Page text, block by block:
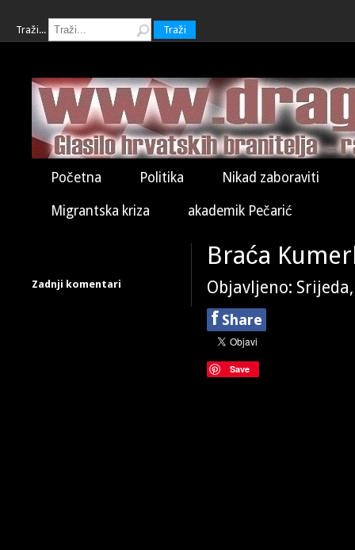
Traži... Traži
Početna Politika Nikad zaboraviti
Migrantska kriza akademik Pečarić
Zadnji komentari
Braća
Objavljeno:
f Share
Save